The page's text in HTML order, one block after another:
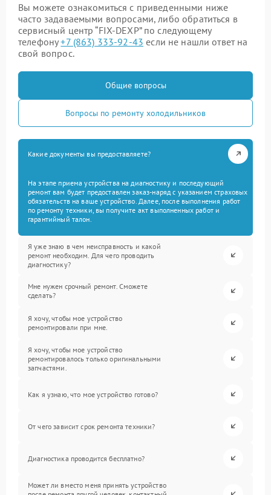
Вы можете ознакомиться с приведенными ниже
часто задаваемыми вопросами, либо обратиться в
сервисный центр “FIX-DEXP” по следующему
телефону+7 (863) 333-92-43 если не нашли ответ на
свой вопрос.
Общие вопросы
Вопросы по ремонту холодильников
Какие документы вы предоставляете?
На этапе приема устройства на диагностику и последующий
ремонт вам будет предоставлен заказ-наряд с указанием страховых
обязательств на ваше устройство. Далее, после выполнения работ
по ремонту техники, вы получите акт выполненных работ и
гарантийный талон.
Я уже знаю в чем неисправность и какой
ремонт необходим. Для чего проводить
диагностику?
Мне нужен срочный ремонт. Сможете
сделать?
Я хочу, чтобы мое устройство
ремонтировали при мне.
Я хочу, чтобы мое устройство
ремонтировалось только оригинальными
запчастями.
Как я узнаю, что мое устройство готово?
От чего зависит срок ремонта техники?
Диагностика проводится бесплатно?
Может ли вместо меня принять устройство